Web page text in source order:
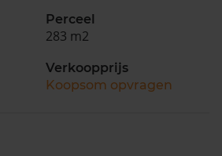
Perceel
283 m2
Verkoopprijs
Koopsom opvragen